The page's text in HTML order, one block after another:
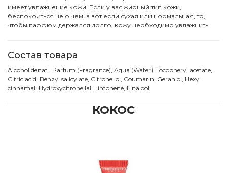
имеет увлажнение кожи. Если у вас жирный тип кожи,
беспокоиться не о чем, а вот если сухая или нормальная, то,
чтобы парфюм держался долго, кожу необходимо увлажнить.
Состав товара
Alcohol denat., Parfum (Fragrance), Aqua (Water), Tocopheryl acetate,
Citric acid, Benzyl salicylate, Citronellol, Coumarin, Geraniol, Hexyl
cinnamal, Hydroxycitronellal, Limonene, Linalool
КОКОС